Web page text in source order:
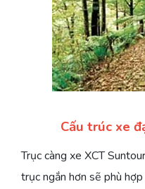
Cấu trúc xe
Trục càng xe XCT
trục ngắn hơn sẽ phù